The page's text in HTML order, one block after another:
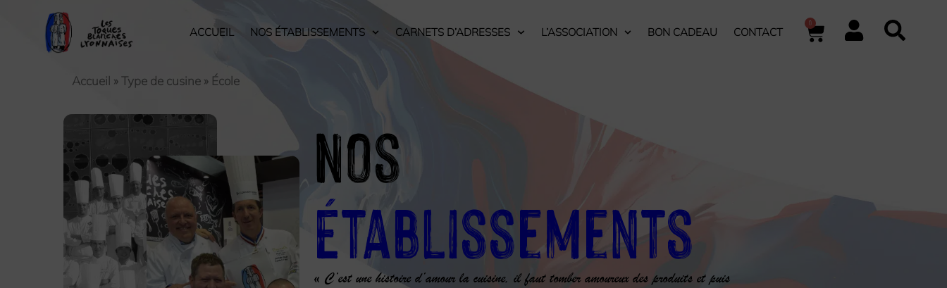
ACCUEIL NOS ÉTABLISSEMENTS CARNETS D’ADRESSES L’ASSOCIATION BON CADEAU CONTACT
0
Accueil » Type de cusine » École
Nos
Établissements
« C’est une histoire d’amour la cuisine, il faut tomber amoureux des produits et puis